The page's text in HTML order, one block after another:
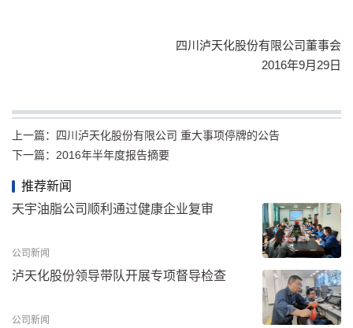
四川泸天化股份有限公司董事会
2016年9月29日
上一篇：
四川泸天化股份有限公司 重大事项停牌的公告
下一篇： 2016年半年度报告摘要
推荐新闻
天宇油脂公司顺利通过健康企业复审
公司新闻
泸天化股份领导带队开展专项督导检查
公司新闻